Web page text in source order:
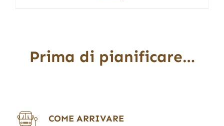
Prima di pianificare…
COME ARRIVARE